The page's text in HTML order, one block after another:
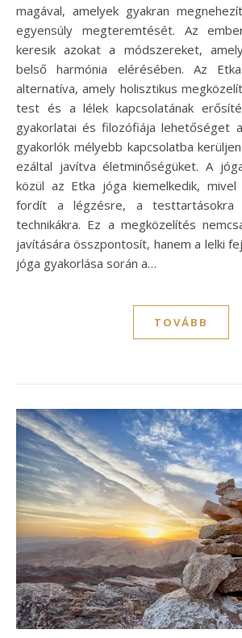
magával, amelyek gyakran
egyensúly megteremtését. Az
keresik azokat a módszereket,
belső harmónia elérésében. Az
alternatíva, amely holisztikus
test és a lélek kapcsolatának
gyakorlatai és filozófiája lehetőséget
gyakorlók mélyebb kapcsolatba
ezáltal javítva életminőségüket. A
közül az Etka jóga kiemelkedik,
fordít a légzésre, a testtartásokra
technikákra. Ez a megközelítés
javítására összpontosít, hanem a lelki
jóga gyakorlása során a…
TOVÁBB